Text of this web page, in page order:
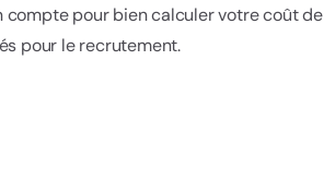
compte pour bien calculer votre coût de
pour le recrutement.